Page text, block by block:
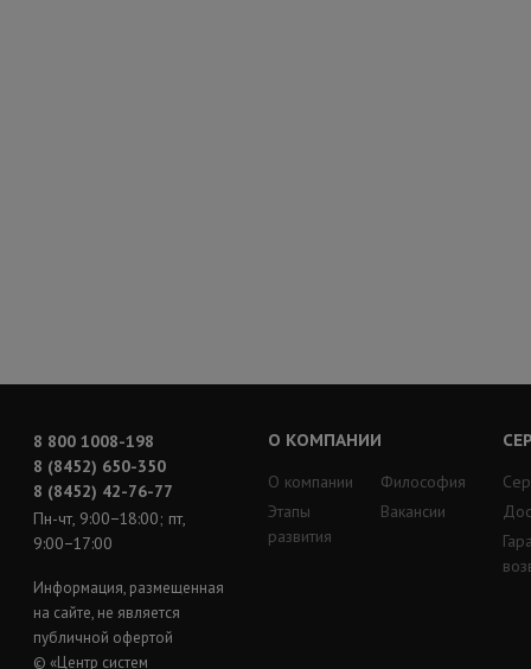
8 800 1008-198
8 (8452) 650-350
8 (8452) 42-76-77
Пн-чт, 9:00−18:00; пт,
9:00−17:00
Информация, размещенная
на сайте, не является
публичной офертой
© «Центр систем
О КОМПАНИИ
О компании
Этапы
развития
Философия
Вакансии